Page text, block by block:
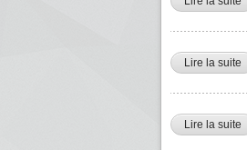
Lire la suite
Lire la suite